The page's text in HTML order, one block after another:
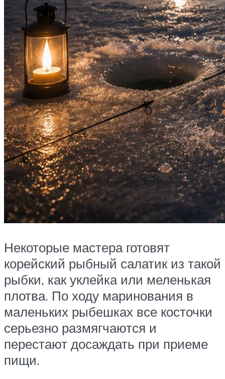
Некоторые мастера готовят
корейский рыбный салатик из такой
рыбки, как уклейка или меленькая
плотва. По ходу маринования в
маленьких рыбешках все косточки
серьезно размягчаются и
перестают досаждать при приеме
пищи.